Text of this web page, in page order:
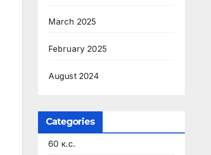
March 2025
February 2025
August 2024
Categories
60 к.с.